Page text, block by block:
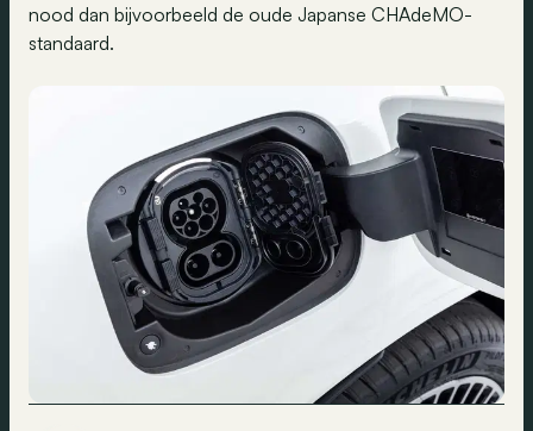
nood dan bijvoorbeeld de oude Japanse CHAdeMO-
standaard.